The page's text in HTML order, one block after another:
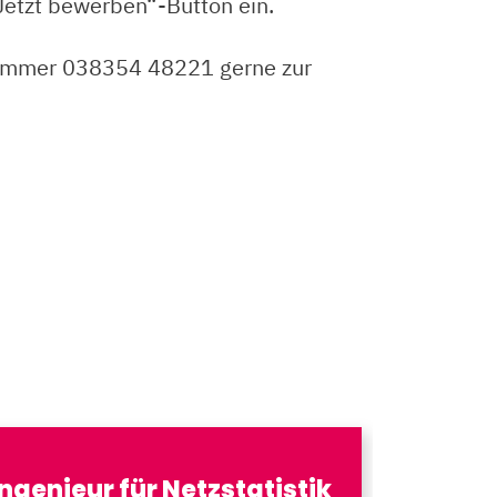
038354 48221 gerne zur
für Netzstatistik